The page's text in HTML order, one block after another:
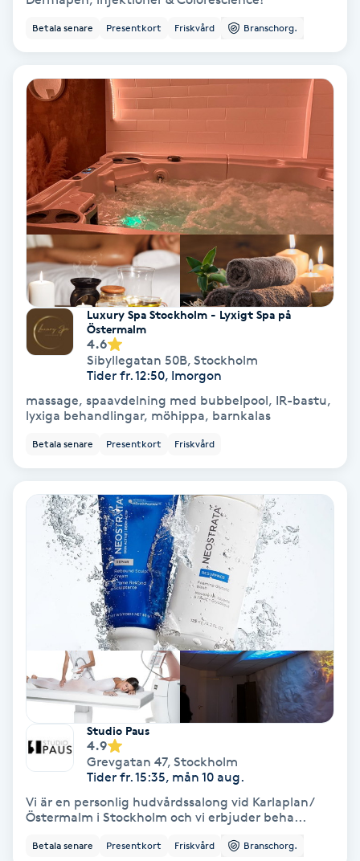
Babylights
Balayage
Bambumassage
Barber
Barnklippning
BIAB
Blowout
Bottenfärg
Brynformning
Brynplockning
Bröllopsuppsättning
Coachning
Color correction
Cryoterapi
Betala senare Presentkort Friskvård Branschorg.
Luxury Spa Stockholm - Lyxigt Spa på
Östermalm
4.6
Sibyllegatan 50B, Stockholm
Tider fr. 12:50, Imorgon
massage, spaavdelning med bubbelpool, IR-bastu,
lyxiga behandlingar, möhippa, barnkalas
Betala senare Presentkort Friskvård
Studio Paus
4.9
Grevgatan 47, Stockholm
Tider fr. 15:35, mån 10 aug.
Vi är en personlig hudvårdssalong vid Karlaplan/
Östermalm i Stockholm och vi erbjuder beha...
Betala senare Presentkort Friskvård Branschorg.